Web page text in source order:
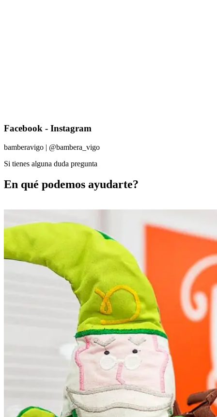
Facebook - Instagram
bamberavigo | @bambera_vigo
Si tienes alguna duda pregunta
En qué podemos ayudarte?